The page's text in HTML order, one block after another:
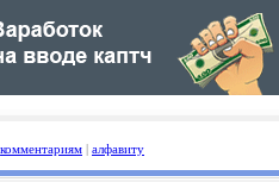
комментариям | алфавиту